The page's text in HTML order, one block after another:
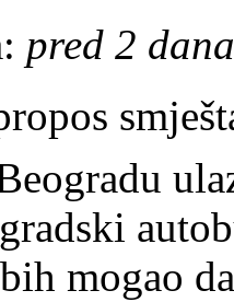
pred 2
mogao